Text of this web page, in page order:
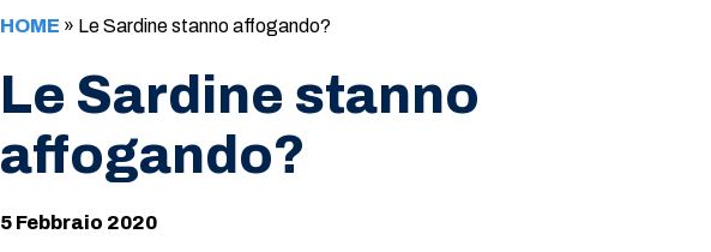
HOME » Le Sardine stanno affogando?
Le Sardine stanno
affogando?
5 Febbraio 2020